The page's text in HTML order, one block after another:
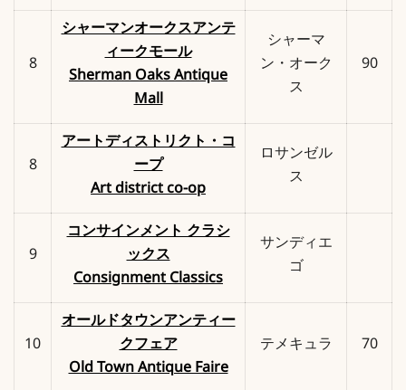
8
シャーマンオークスアンテ
ィークモール
Sherman Oaks Antique
Mall
シャーマ
ン・オーク
ス
90
8
アートディストリクト・コ
ープ
Art district co-op
ロサンゼル
ス
9
コンサインメント クラシ
ックス
Consignment Classics
サンディエ
ゴ
10
オールドタウンアンティー
クフェア
Old Town Antique Faire
テメキュラ 70